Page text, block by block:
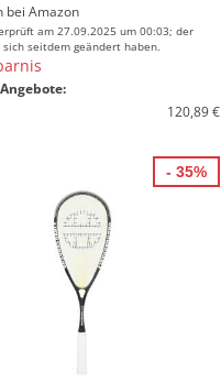
bei Amazon
am 27.09.2025 um 00:03; der
sich seitdem geändert haben.
120,89 €
- 35%